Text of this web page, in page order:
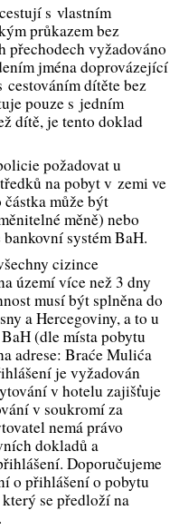
s vlastním
průkazem bez
přechodech vyžadováno
jména doprovázející
cestováním dítěte bez
pouze s jedním
dítě, je tento doklad
požadovat u
na pobyt v zemi ve
může být
měně) nebo
systém BaH.
cizince
území více než 3 dny
musí být splněna do
a Hercegoviny, a to u
(dle místa pobytu
adrese: Braće Mulića
je vyžadován
v hotelu zajišťuje
v soukromí za
nemá právo
dokladů a
Doporučujeme
o přihlášení o pobytu
se předloží na